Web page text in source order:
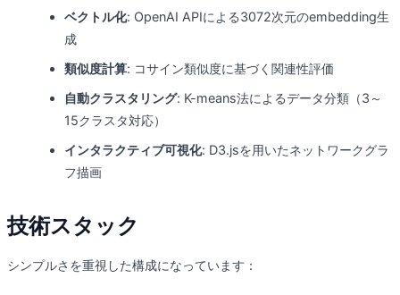
ベクトル化: OpenAI APIによる3072次元のembedding生
成
類似度計算: コサイン類似度に基づく関連性評価
自動クラスタリング: K-means法によるデータ分類（3～
15クラスタ対応）
インタラクティブ可視化: D3.jsを用いたネットワークグラ
フ描画
技術スタック
シンプルさを重視した構成になっています：